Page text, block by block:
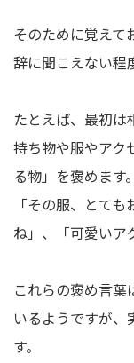
そのために覚え
辞に聞こえない程
たとえば、最初は
持ち物や服やアク
る物」を褒めます。
「その服、とて
ね」、「可愛いア
これらの褒め言
いるようですが
す。